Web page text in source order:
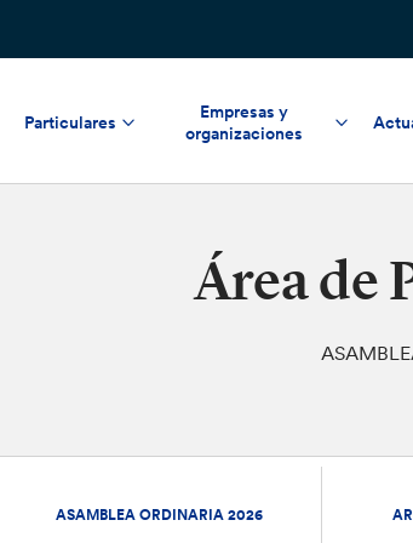
Particulares
Empresas y
organizaciones
Área de
ASAMBLEA ORDINARIA 2026